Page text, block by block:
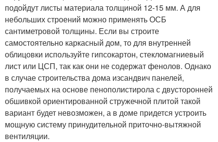
подойдут листы материала толщиной 12-15 мм. А для
небольших строений можно применять ОСБ
сантиметровой толщины. Если вы строите
самостоятельно каркасный дом, то для внутренней
облицовки используйте гипсокартон, стекломагниевый
лист или ЦСП, так как они не содержат фенолов. Однако
в случае строительства дома изсандвич панелей,
получаемых на основе пенополистирола с двусторонней
обшивкой ориентированной стружечной плитой такой
вариант будет невозможен, а в доме придется устроить
мощную систему принудительной приточно-вытяжной
вентиляции.